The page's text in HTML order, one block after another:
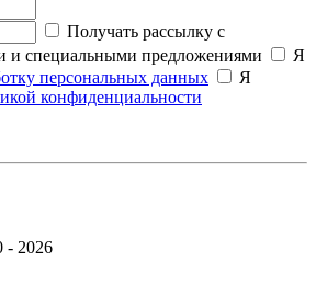
Получать рассылку с
и специальными предложениями
Я
персональных данных
Я
конфиденциальности
2026